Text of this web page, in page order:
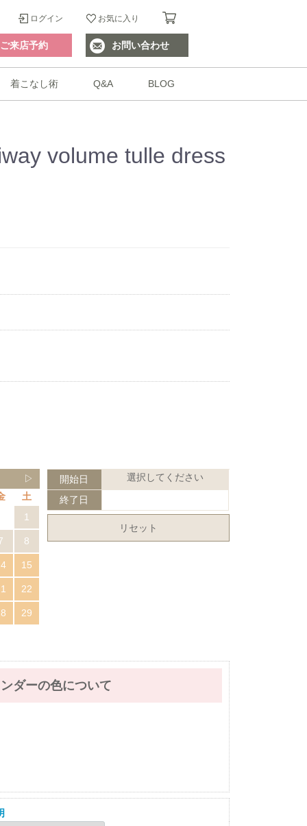
ログイン お気に入り
ご来店予約 お問い合わせ
着こなし術 Q&A BLOG
volume tulle dress
▷
土
1
8
15
22
29
開始日 選択してください
終了日
リセット
ダーの色について